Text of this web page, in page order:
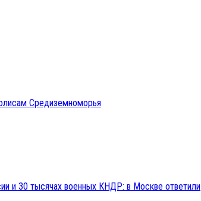
Средиземноморья
и 30 тысячах военных КНДР: в Москве ответили